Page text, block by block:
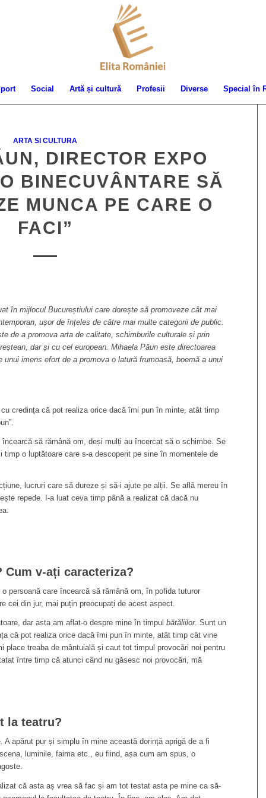
Social Artă și cultură Profesii Diverse Special în
ARTA SI CULTURA
DIRECTOR EXPO
BINECUVÂNTARE SĂ
MUNCA PE CARE O
FACI”
în mijlocul Bucureștiului care dorește să promoveze cât mai
ușor de înțeles de către mai multe categorii de public.
de a promova arta de calitate, schimburile culturale și prin
dar și cu cel european. Mihaela Păun este directoarea
imens efort de a promova o latură frumoasă, boemă a unui
credința că pot realiza orice dacă îmi pun în minte, atât timp
să rămână om, deși mulți au încercat să o schimbe. Se
o luptătoare care s-a descoperit pe sine în momentele de
lucruri care să dureze și să-i ajute pe alții. Se află mereu în
repede. I-a luat ceva timp până a realizat că dacă nu
Cum v-ați caracteriza?
persoană care încearcă să rămână om, în pofida tuturor
cei din jur, mai puțin preocupați de acest aspect.
dar asta am aflat-o despre mine în timpul bătăliilor. Sunt un
că pot realiza orice dacă îmi pun în minte, atât timp cât vine
place treaba de mântuială și caut tot timpul provocări noi pentru
între timp că atunci când nu găsesc noi provocări, mă
la teatru?
apărut pur și simplu în mine această dorință aprigă de a fi
luminile, faima etc., eu fiind, așa cum am spus, o
că asta aș vrea să fac și am tot testat asta pe mine ca să-